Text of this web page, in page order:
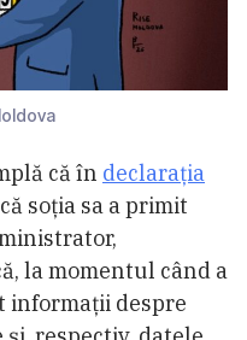
că în declaraţia
soţia sa a primit
la momentul când a
informaţii despre